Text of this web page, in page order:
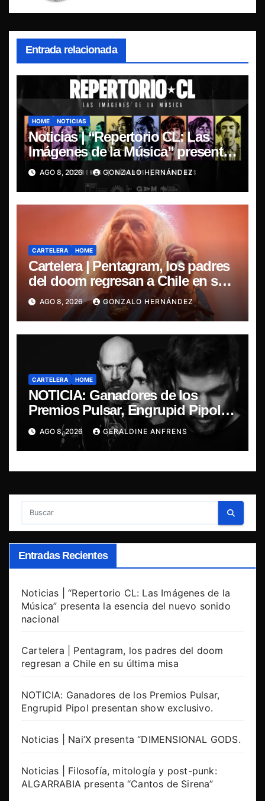
Entrada relacionada
HOME NOTICIAS
Noticias | “Repertorio CL: Las
Imágenes de la Música” presenta
la esencia del nuevo sonido
nacional
AGO 8, 2026 GONZALO HERNÁNDEZ
CARTELERA HOME
Cartelera | Pentagram, los padres
del doom regresan a Chile en su
última misa
AGO 8, 2026 GONZALO HERNÁNDEZ
CARTELERA HOME
NOTICIA: Ganadores de los
Premios Pulsar, Engrupid Pipol
presentan show exclusivo.
AGO 8, 2026 GERALDINE ANFRENS
Entradas Recientes
Noticias | “Repertorio CL: Las Imágenes de la
Música” presenta la esencia del nuevo sonido
nacional
Cartelera | Pentagram, los padres del doom
regresan a Chile en su última misa
NOTICIA: Ganadores de los Premios Pulsar,
Engrupid Pipol presentan show exclusivo.
Noticias | Nai’X presenta “DIMENSIONAL GODS.
Noticias | Filosofía, mitología y post-punk:
ALGARRABIA presenta “Cantos de Sirena”